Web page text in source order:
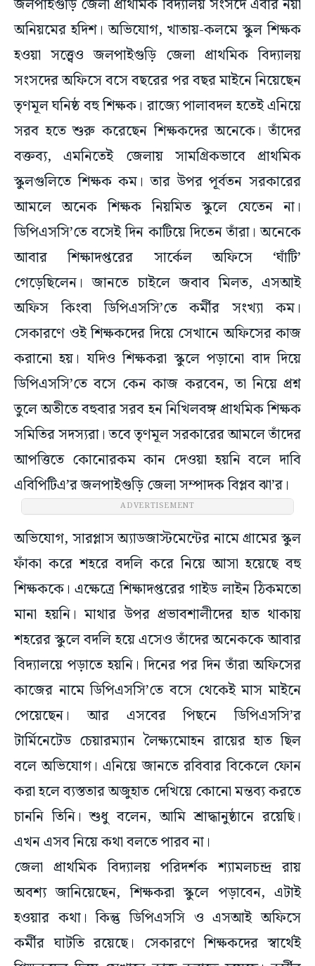
জলপাইগুড়ি জেলা প্রাথমিক বিদ্যালয় সংসদে এবার নয়া
অনিয়মের হদিশ। অভিযোগ, খাতায়-কলমে স্কুল শিক্ষক
হওয়া সত্ত্বেও জলপাইগুড়ি জেলা প্রাথমিক বিদ্যালয়
সংসদের অফিসে বসে বছরের পর বছর মাইনে নিয়েছেন
তৃণমূল ঘনিষ্ঠ বহু শিক্ষক। রাজ্যে পালাবদল হতেই এনিয়ে
সরব হতে শুরু করেছেন শিক্ষকদের অনেকে। তাঁদের
বক্তব্য, এমনিতেই জেলায় সামগ্রিকভাবে প্রাথমিক
স্কুলগুলিতে শিক্ষক কম। তার উপর পূর্বতন সরকারের
আমলে অনেক শিক্ষক নিয়মিত স্কুলে যেতেন না।
ডিপিএসসি’তে বসেই দিন কাটিয়ে দিতেন তাঁরা। অনেকে
আবার শিক্ষাদপ্তরের সার্কেল অফিসে ‘ঘাঁটি’
গেড়েছিলেন। জানতে চাইলে জবাব মিলত, এসআই
অফিস কিংবা ডিপিএসসি’তে কর্মীর সংখ্যা কম।
সেকারণে ওই শিক্ষকদের দিয়ে সেখানে অফিসের কাজ
করানো হয়। যদিও শিক্ষকরা স্কুলে পড়ানো বাদ দিয়ে
ডিপিএসসি’তে বসে কেন কাজ করবেন, তা নিয়ে প্রশ্ন
তুলে অতীতে বহুবার সরব হন নিখিলবঙ্গ প্রাথমিক শিক্ষক
সমিতির সদস্যরা। তবে তৃণমূল সরকারের আমলে তাঁদের
আপত্তিতে কোনোরকম কান দেওয়া হয়নি বলে দাবি
এবিপিটিএ’র জলপাইগুড়ি জেলা সম্পাদক বিপ্লব ঝা’র।
ADVERTISEMENT
অভিযোগ, সারপ্লাস অ্যাডজাস্টমেন্টের নামে গ্রামের স্কুল
ফাঁকা করে শহরে বদলি করে নিয়ে আসা হয়েছে বহু
শিক্ষককে। এক্ষেত্রে শিক্ষাদপ্তরের গাইড লাইন ঠিকমতো
মানা হয়নি। মাথার উপর প্রভাবশালীদের হাত থাকায়
শহরের স্কুলে বদলি হয়ে এসেও তাঁদের অনেককে আবার
বিদ্যালয়ে পড়াতে হয়নি। দিনের পর দিন তাঁরা অফিসের
কাজের নামে ডিপিএসসি’তে বসে থেকেই মাস মাইনে
পেয়েছেন। আর এসবের পিছনে ডিপিএসসি’র
টার্মিনেটেড চেয়ারম্যান লৈক্ষ্যমোহন রায়ের হাত ছিল
বলে অভিযোগ। এনিয়ে জানতে রবিবার বিকেলে ফোন
করা হলে ব্যস্ততার অজুহাত দেখিয়ে কোনো মন্তব্য করতে
চাননি তিনি। শুধু বলেন, আমি শ্রাদ্ধানুষ্ঠানে রয়েছি।
এখন এসব নিয়ে কথা বলতে পারব না।
জেলা প্রাথমিক বিদ্যালয় পরিদর্শক শ্যামলচন্দ্র রায়
অবশ্য জানিয়েছেন, শিক্ষকরা স্কুলে পড়াবেন, এটাই
হওয়ার কথা। কিন্তু ডিপিএসসি ও এসআই অফিসে
কর্মীর ঘাটতি রয়েছে। সেকারণে শিক্ষকদের স্বার্থেই